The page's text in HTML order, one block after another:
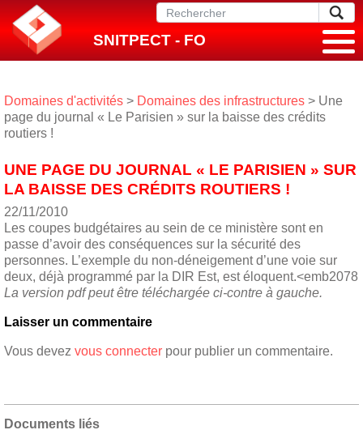
SNITPECT - FO
Domaines d'activités > Domaines des infrastructures > Une
page du journal « Le Parisien » sur la baisse des crédits
routiers !
UNE PAGE DU JOURNAL « LE PARISIEN » SUR
LA BAISSE DES CRÉDITS ROUTIERS !
22/11/2010
Les coupes budgétaires au sein de ce ministère sont en
passe d’avoir des conséquences sur la sécurité des
personnes. L’exemple du non-déneigement d’une voie sur
deux, déjà programmé par la DIR Est, est éloquent.<emb2078
La version pdf peut être téléchargée ci-contre à gauche.
Laisser un commentaire
Vous devez vous connecter pour publier un commentaire.
Documents liés